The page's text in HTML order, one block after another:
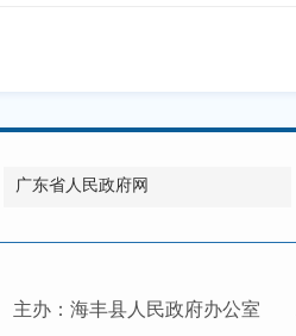
广东省人民政府网
主办：海丰县人民政府办公室